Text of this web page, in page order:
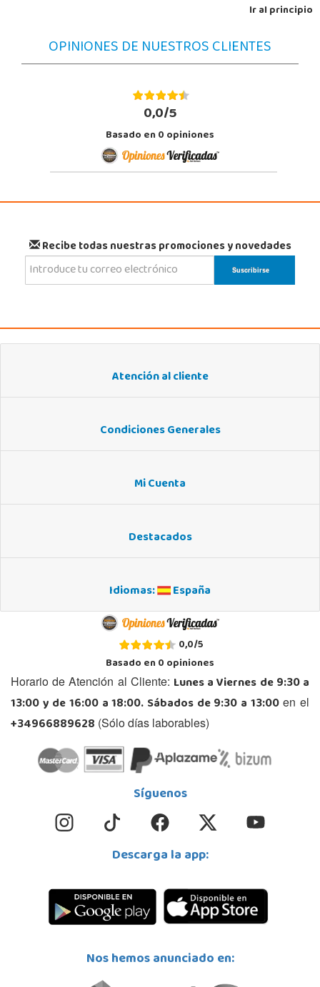
Ir al principio
OPINIONES DE NUESTROS CLIENTES
0,0/5
Basado en0opiniones
Recibe todas nuestras promociones y novedades
Atención al cliente
Condiciones Generales
Mi Cuenta
Destacados
Idiomas: España
0,0/5
Basado en0opiniones
Horario de Atención al Cliente: Lunes a Viernes de 9:30 a
13:00 y de 16:00 a 18:00. Sábados de 9:30 a 13:00en el
+34966889628 (Sólo días laborables)
Síguenos
Descarga la app:
Nos hemos anunciado en: